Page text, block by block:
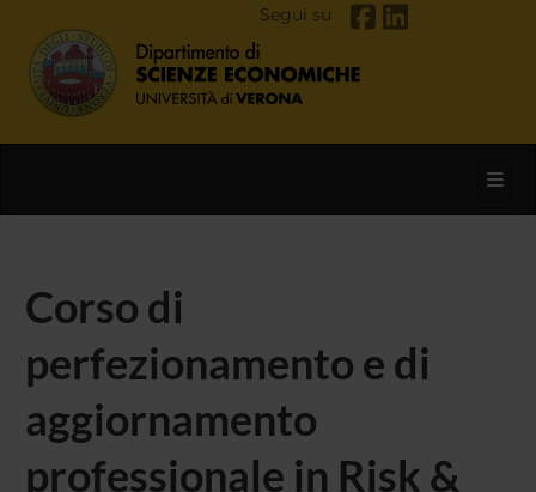
Segui su
Corso di
perfezionamento e di
aggiornamento
professionale in Risk &